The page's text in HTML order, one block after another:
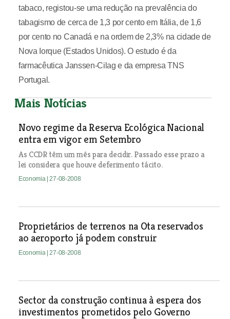
tabaco, registou-se uma redução na prevalência do
tabagismo de cerca de 1,3 por cento em Itália, de 1,6
por cento no Canadá e na ordem de 2,3% na cidade de
Nova Iorque (Estados Unidos). O estudo é da
farmacêutica Janssen-Cilag e da empresa TNS
Portugal.
Mais Notícias
Novo regime da Reserva Ecológica Nacional
entra em vigor em Setembro
As CCDR têm um mês para decidir. Passado esse prazo a
lei considera que houve deferimento tácito.
Economia | 27-08-2008
Proprietários de terrenos na Ota reservados
ao aeroporto já podem construir
Economia | 27-08-2008
Sector da construção continua à espera dos
investimentos prometidos pelo Governo